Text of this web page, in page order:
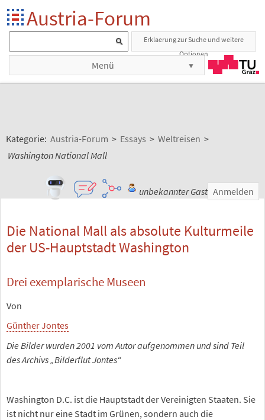
Austria-Forum
Erklaerung zur Suche und weitere
Optionen
Menü
Kategorie: Austria-Forum > Essays > Weltreisen >
Washington National Mall
unbekannter Gast Anmelden
Die National Mall als absolute Kulturmeile
der US-Hauptstadt Washington
Drei exemplarische Museen
Von
Günther Jontes
Die Bilder wurden 2001 vom Autor aufgenommen und sind Teil
des Archivs „Bilderflut Jontes“
Washington D.C. ist die Hauptstadt der Vereinigten Staaten. Sie
ist nicht nur eine Stadt im Grünen, sondern auch die